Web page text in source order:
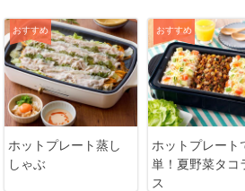
おすすめ
ホットプレート蒸し
しゃぶ
おすすめ
ホットプレート
単！夏野菜タコ
ス